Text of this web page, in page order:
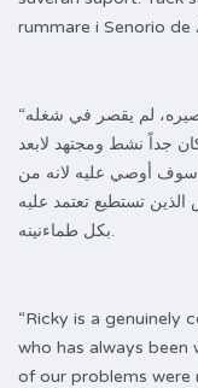
rummare i Senorio de
“خلال معرفتي بصاحب مكتب العقار( ريكي) القصيره، لم يقصر في شغله
جداً نشط ومجتهد لابعد
سوف أوصي عليه لانه من
تستطيع تعتمد عليه
بكل طماءنينه.
“Ricky is a genuinely
who has always
of our problems were